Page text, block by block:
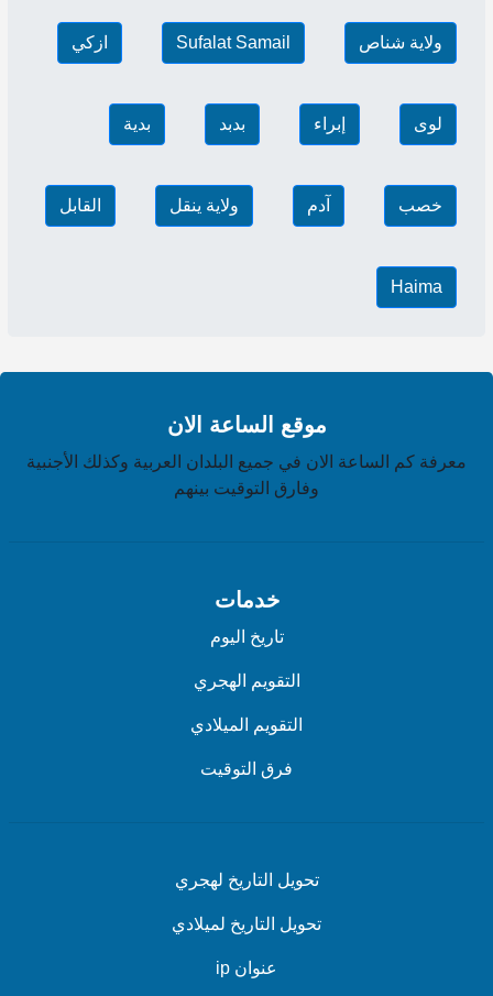
ولاية شناص Sufalat Samail ازكي
لوى إبراء بدبد بدية
خصب آدم ولاية ينقل القابل
Haima
موقع الساعة الان
معرفة كم الساعة الان في جميع البلدان العربية وكذلك الأجنبية
وفارق التوقيت بينهم
خدمات
تاريخ اليوم
التقويم الهجري
التقويم الميلادي
فرق التوقيت
تحويل التاريخ لهجري
تحويل التاريخ لميلادي
عنوان ip